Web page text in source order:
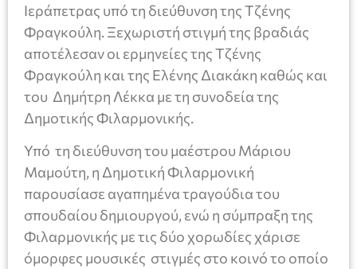
Ιεράπετρας υπό τη διεύθυνση της Τζένης
Φραγκούλη. Ξεχωριστή στιγμή της βραδιάς
αποτέλεσαν οι ερμηνείες της Τζένης
Φραγκούλη και της Ελένης Διακάκη καθώς και
του Δημήτρη Λέκκα με τη συνοδεία της
Δημοτικής Φιλαρμονικής.
Υπό τη διεύθυνση του μαέστρου Μάριου
Μαμούτη, η Δημοτική Φιλαρμονική
παρουσίασε αγαπημένα τραγούδια του
σπουδαίου δημιουργού, ενώ η σύμπραξη της
Φιλαρμονικής με τις δύο χορωδίες χάρισε
όμορφες μουσικές στιγμές στο κοινό το οποίο